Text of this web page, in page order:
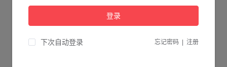
登录
下次自动登录 忘记密码 注册